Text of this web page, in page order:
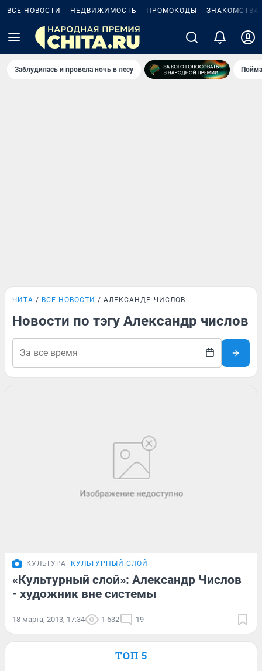
ВСЕ НОВОСТИ НЕДВИЖИМОСТЬ ПРОМОКОДЫ ЗНАКОМСТВА
Заблудилась и провела ночь в лесу
ЧИТА ВСЕ НОВОСТИ АЛЕКСАНДР ЧИСЛОВ
Новости по тэгу Александр числов
КУЛЬТУРА КУЛЬТУРНЫЙ СЛОЙ
«Культурный слой»: Александр Числов
- художник вне системы
18 марта, 2013, 17:34 1 632 19
ТОП 5